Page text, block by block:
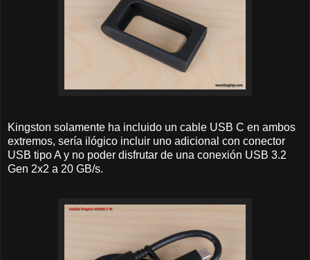
Kingston solamente ha incluido un cable USB C en ambos
extremos, sería ilógico incluir uno adicional con conector
USB tipo A y no poder disfrutar de una conexión USB 3.2
Gen 2x2 a 20 GB/s.